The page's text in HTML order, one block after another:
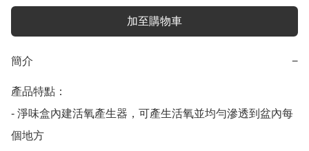
加至購物車
簡介 −
產品特點：
- 淨味盒內建活氧產生器，可產生活氧並均勻滲透到盆內每
個地方